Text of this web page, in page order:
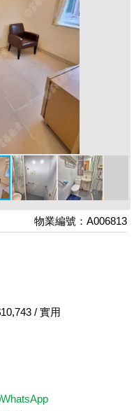
物業編號：A006813
/ 實用
WhatsApp